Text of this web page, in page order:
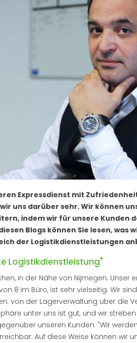
Expressdienst mit
uns darüber sehr. Wir können
indem wir für unsere Kunden
Blogs können Sie lesen, was
der Logistikdienstleistungen
Logistikdienstleistung"
in der Nähe von Nijmegen. Unser
8 im Büro, ist sehr vielseitig. Wir
von der Lagerverwaltung über die
unter uns ist gut, und wir
unseren Kunden. "Wir
Auf diese Weise können wir